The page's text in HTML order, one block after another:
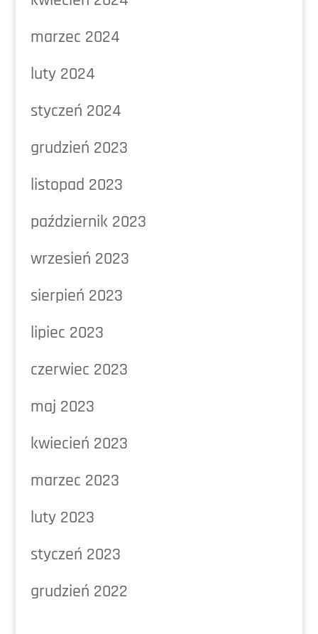
marzec 2024
luty 2024
styczeń 2024
grudzień 2023
listopad 2023
październik 2023
wrzesień 2023
sierpień 2023
lipiec 2023
czerwiec 2023
maj 2023
kwiecień 2023
marzec 2023
luty 2023
styczeń 2023
grudzień 2022